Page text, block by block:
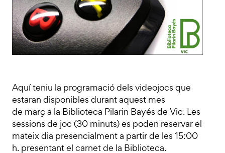
Aquí teniu la programació dels videojocs que
estaran disponibles durant aquest mes
de març a la Biblioteca Pilarin Bayés de Vic. Les
sessions de joc (30 minuts) es poden reservar el
mateix dia presencialment a partir de les 15:00
h. presentant el carnet de la Biblioteca.